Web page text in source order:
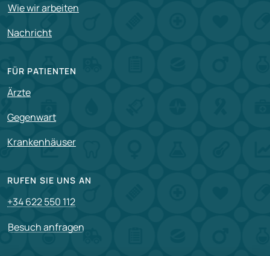
Wie wir arbeiten
Nachricht
FÜR PATIENTEN
Ärzte
Gegenwart
Krankenhäuser
RUFEN SIE UNS AN
+34 622 550 112
Besuch anfragen